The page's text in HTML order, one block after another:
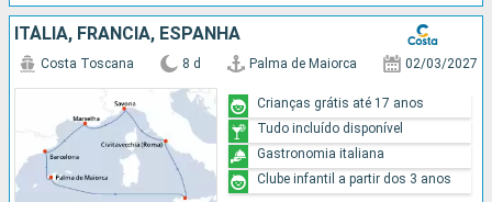
ITÁLIA, FRANCIA, ESPANHA
Costa Toscana 8 d Palma de Maiorca 02/03/2027
Crianças grátis até 17 anos
Tudo incluído disponível
Gastronomia italiana
Clube infantil a partir dos 3 anos